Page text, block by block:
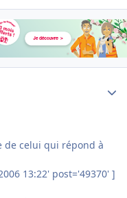
de celui qui répond à
13:22' post='49370' ]